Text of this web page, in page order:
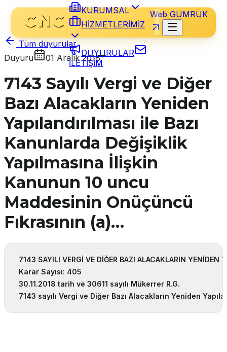
KURUMSAL
HİZMETLERİMİZ
DUYURULAR
İLETİŞİM
Web GÜMRÜK
Tüm duyurular
Duyuru
01 Aralık 2018
7143 Sayılı Vergi ve Diğer
Bazı Alacakların Yeniden
Yapılandırılması ile Bazı
Kanunlarda Değişiklik
Yapılmasına İlişkin
Kanunun 10 uncu
Maddesinin Onüçüncü
Fıkrasının (a)…
7143 SAYILI VERGİ VE DİĞER BAZI ALACAKLARIN
Karar Sayısı: 405
30.11.2018 tarih ve 30611 sayılı Mükerrer R.G.
7143 sayılı Vergi ve Diğer Bazı Alacakların Yeniden